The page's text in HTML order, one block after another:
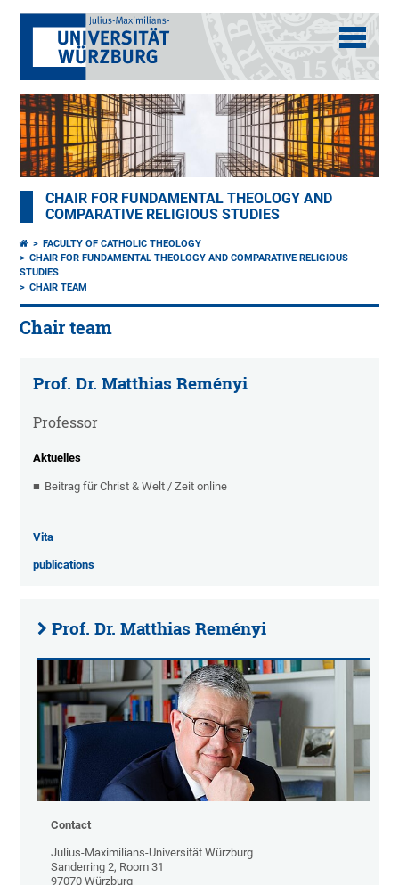
CHAIR FOR FUNDAMENTAL THEOLOGY AND
COMPARATIVE RELIGIOUS STUDIES
FACULTY OF CATHOLIC THEOLOGY
CHAIR FOR FUNDAMENTAL THEOLOGY AND COMPARATIVE RELIGIOUS
STUDIES
CHAIR TEAM
Chair team
Prof. Dr. Matthias Reményi
Professor
Aktuelles
Beitrag für Christ & Welt / Zeit online
Vita
publications
Prof. Dr. Matthias Reményi
Contact
Julius-Maximilians-Universität Würzburg
Sanderring 2, Room 31
97070 Würzburg